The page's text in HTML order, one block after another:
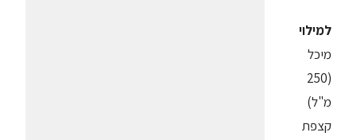
למילוי
מיכל
(250
מ"ל)
קצפת